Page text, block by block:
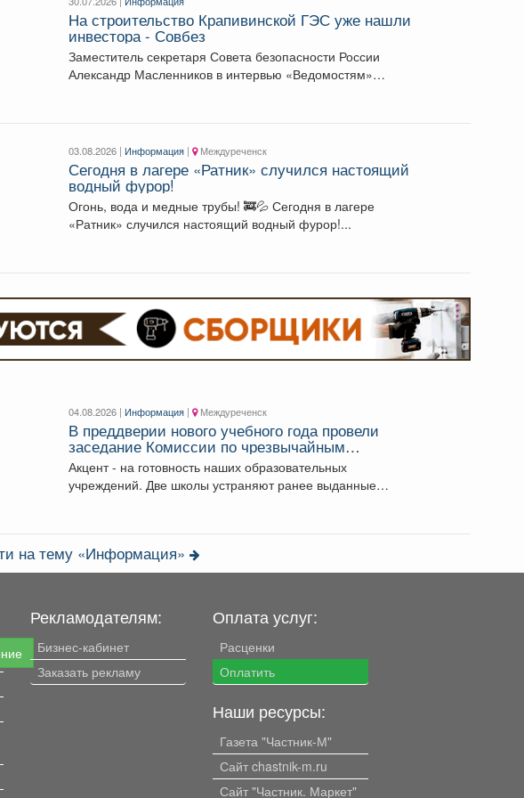
На строительство Крапивинской ГЭС уже нашли
инвестора - Совбез
Заместитель секретаря Совета безопасности России
Александр Масленников в интервью «Ведомостям»
03.08.2026 | Информация | Междуреченск
Сегодня в лагере «Ратник» случился настоящий
водный фурор!
Огонь, вода и медные трубы! 🚒💦 Сегодня в лагере
«Ратник» случился настоящий водный фурор!...
04.08.2026 | Информация | Междуреченск
В преддверии нового учебного года провели
заседание Комиссии по чрезвычайным
ситуациям и пожарной безопасности.
Акцент - на готовность наших образовательных
учреждений. Две школы устраняют ранее выданные
на тему «Информация»
Рекламодателям:
Бизнес-кабинет
Заказать рекламу
Оплата услуг:
Расценки
Оплатить
Наши ресурсы:
Газета "Частник-М"
Сайт chastnik-m.ru
Сайт "Частник. Маркет"